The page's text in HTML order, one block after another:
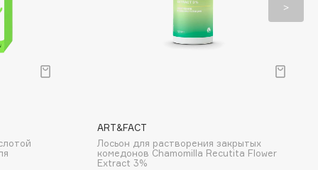
ART&FACT
Лосьон для растворения закрытых
комедонов Chamomilla Recutita Flower
Extract 3%